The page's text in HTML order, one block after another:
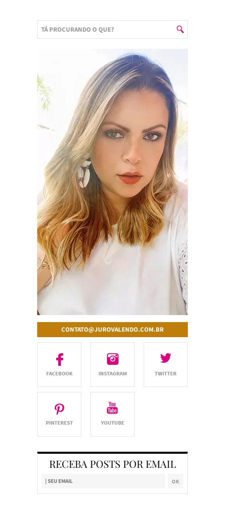
CONTATO@JUROVALENDO.COM.BR
RECEBA POSTS POR EMAIL